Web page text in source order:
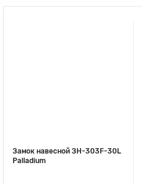
Замок навесной ЗН-303F-30L
Palladium